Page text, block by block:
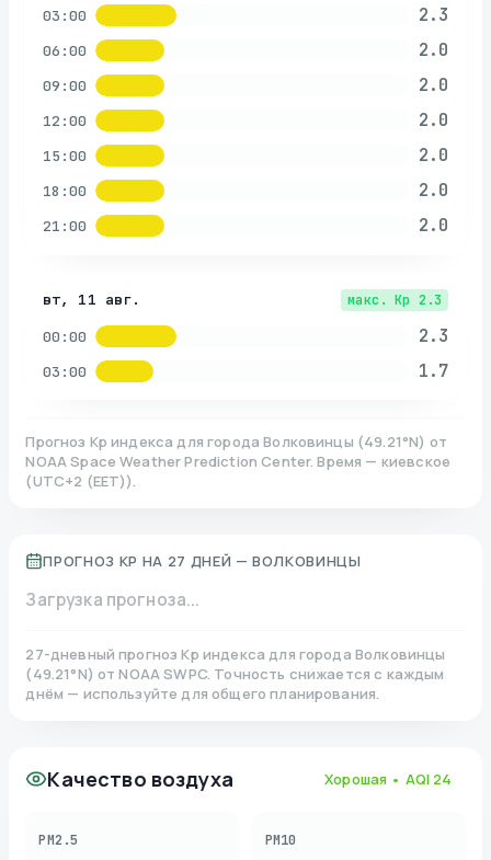
03:00 2.3
06:00 2.0
09:00 2.0
12:00 2.0
15:00 2.0
18:00 2.0
21:00 2.0
вт, 11 авг. макс. Kp 2.3
00:00 2.3
03:00 1.7
Прогноз Kp индекса для города Волковинцы (49.21°N) от
NOAA Space Weather Prediction Center. Время — киевское
(UTC+2 (EET)).
ПРОГНОЗ KP НА 27 ДНЕЙ — ВОЛКОВИНЦЫ
Загрузка прогноза...
27-дневный прогноз Kp индекса для города Волковинцы
(49.21°N)от NOAA SWPC. Точность снижается с каждым
днём — используйте для общего планирования.
Качество воздуха Хорошая • AQI 24
PM2.5 PM10